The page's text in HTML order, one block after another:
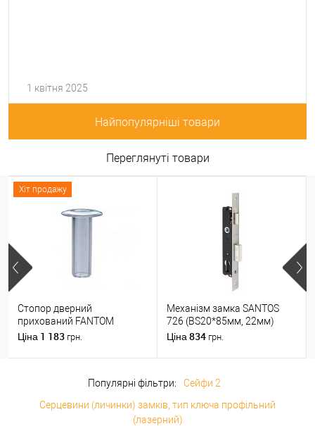
1 квітня 2025
Найпопулярніші товари
Переглянуті товари
Хіт продажу
Стопор дверний
прихований FANTOM
PREMIUM магнітний
Ціна 1 183 грн.
Механізм замка SANTOS
726 (BS20*85мм, 22мм)
матовий хром
Ціна 834 грн.
Популярні фільтри:
Сейфи 2
Серцевини (личинки) замків, тип ключа профільний
(лазерний)